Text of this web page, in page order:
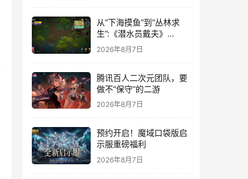
从“下海摸鱼”到“丛林求
生”:《潜水员戴夫》
DLC《丛林》移动端定档
8月14日
2026年8月7日
腾讯百人二次元团队，要
做不“保守”的二游
2026年8月7日
预约开启！魔域口袋版启
示服重磅福利
2026年8月7日